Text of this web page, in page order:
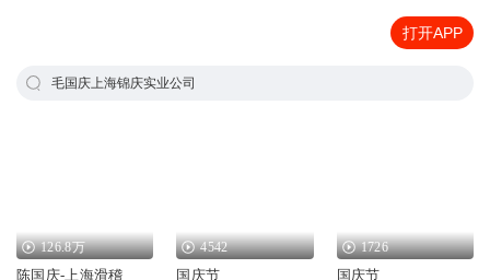
打开APP
毛国庆上海锦庆实业公司
126.8万
陈国庆-上海滑稽
4542
国庆节
1726
国庆节